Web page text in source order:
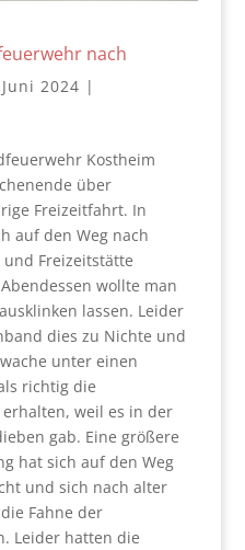
nach
2024 |
Kostheim
über
Freizeitfahrt. In
auf den Weg nach
Freizeitstätte
wollte man
lassen. Leider
dies zu Nichte und
unter einen
richtig die
weil es in der
gab. Eine größere
hat sich auf den Weg
und sich nach alter
Fahne der
Leider hatten die